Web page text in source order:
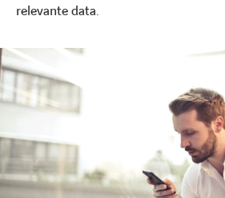
MARKTSEGMENT
Nieuws
Kennisbank
relevante data.